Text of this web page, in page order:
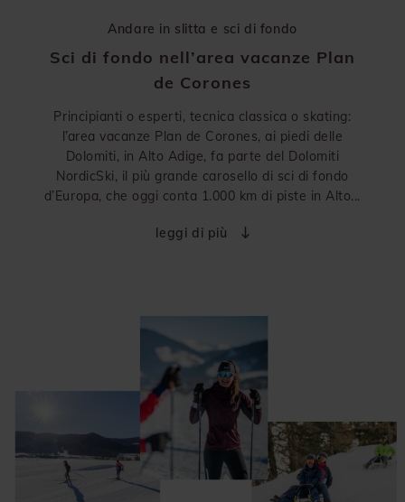
Andare in slitta e sci di fondo
Sci di fondo nell’area vacanze Plan
de Corones
Principianti o esperti, tecnica classica o skating:
l’area vacanze Plan de Corones, ai piedi delle
Dolomiti, in Alto Adige, fa parte del Dolomiti
NordicSki, il più grande carosello di sci di fondo
d’Europa, che oggi conta 1.000 km di piste in Alto...
leggi di più